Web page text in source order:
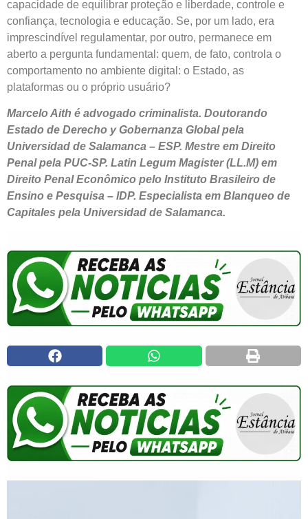
capacidade de equilibrar proteção e liberdade, controle e
confiança, tecnologia e educação. Se, por um lado, era
imprescindível regulamentar, por outro, permanece em
aberto a pergunta fundamental: quem, de fato, controla o
comportamento no ambiente digital: o Estado, as
plataformas ou o próprio usuário?
Marcelo Aith é advogado criminalista. Doutorando
Estado de Derecho y Gobernanza Global pela
Universidad de Salamanca – ESP. Mestre em Direito
Penal pela PUC-SP. Latin Legum Magister (LL.M) em
Direito Penal Econômico pelo Instituto Brasileiro de
Ensino e Pesquisa – IDP. Especialista em Blanqueo de
Capitales pela Universidad de Salamanca.